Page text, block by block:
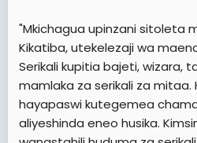
"Mkichagua upinzani sitoleta
Kikatiba, utekelezaji wa
Serikali kupitia bajeti, wizara,
mamlaka za serikali za mitaa.
hayapaswi kutegemea
aliyeshinda eneo husika.